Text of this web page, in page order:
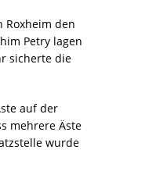
Roxheim den
Petry lagen
sicherte die
auf der
mehrere Äste
wurde